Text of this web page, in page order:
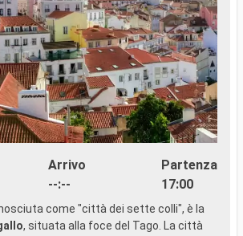
Arrivo
--:--
Partenza
17:00
come "città dei sette colli", è la
, situata alla foce del Tago. La città